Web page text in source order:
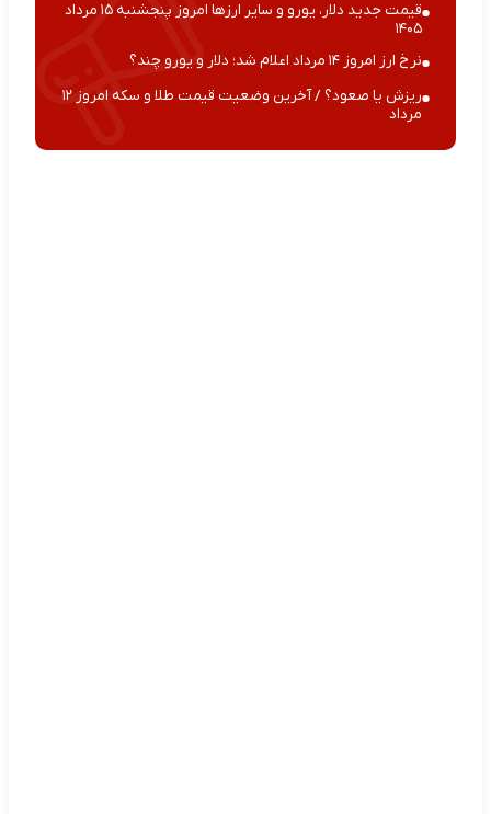
قیمت جدید دلار، یورو و سایر ارزها امروز پنجشنبه ۱۵ مرداد
۱۴۰۵
نرخ ارز امروز ۱۴ مرداد اعلام شد؛ دلار و یورو چند؟
ریزش یا صعود؟ / آخرین وضعیت قیمت طلا و سکه امروز ۱۲
مرداد